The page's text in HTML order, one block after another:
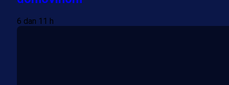
6 dan 11 h